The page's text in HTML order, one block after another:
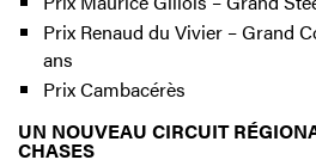
Prix Renaud du Vivier – Grand
ans
Prix Cambacérès
UN NOUVEAU CIRCUIT
CHASES